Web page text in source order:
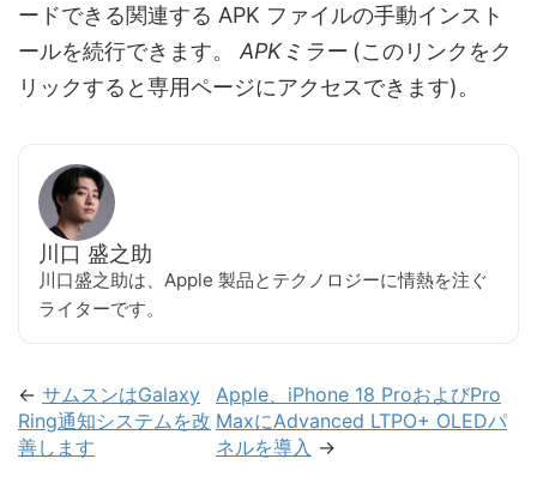
ードできる関連する APK ファイルの手動インスト
ールを続行できます。 APKミラー(このリンクをク
リックすると専用ページにアクセスできます)。
川口 盛之助
川口盛之助は、Apple 製品とテクノロジーに情熱を注ぐ
ライターです。
← サムスンはGalaxy
Ring通知システムを改
善します
Apple、iPhone 18 ProおよびPro
MaxにAdvanced LTPO+ OLEDパ
ネルを導入 →